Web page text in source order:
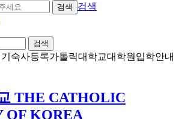
검색
검색
검색
기숙사등록가톨릭대학교대학원입학안내